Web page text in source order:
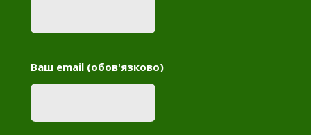
Ваш email (обов'язково)